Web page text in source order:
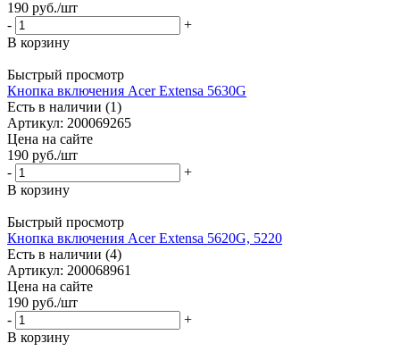
190 руб./шт
-
+
В корзину
Быстрый просмотр
Кнопка включения Acer Extensa 5630G
Есть в наличии (1)
Артикул: 200069265
Цена на сайте
190 руб./шт
-
+
В корзину
Быстрый просмотр
Кнопка включения Acer Extensa 5620G, 5220
Есть в наличии (4)
Артикул: 200068961
Цена на сайте
190 руб./шт
-
+
В корзину